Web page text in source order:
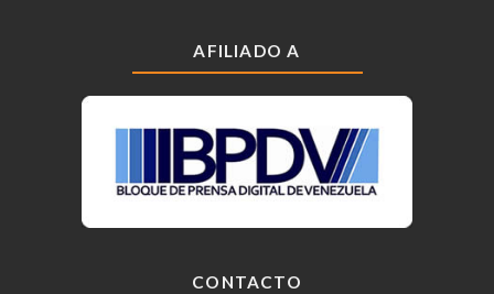
AFILIADO A
CONTACTO